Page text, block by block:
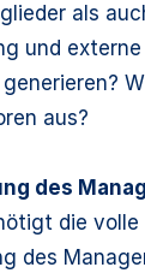
als
und externe
aus?
des
die volle
des